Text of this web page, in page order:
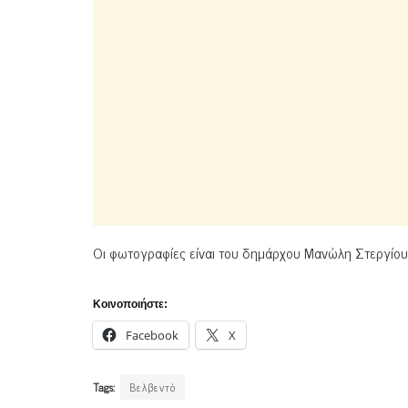
Οι φωτογραφίες είναι του δημάρχου Μανώλη
Κοινοποιήστε:
Facebook X
Tags: Βελβεντό